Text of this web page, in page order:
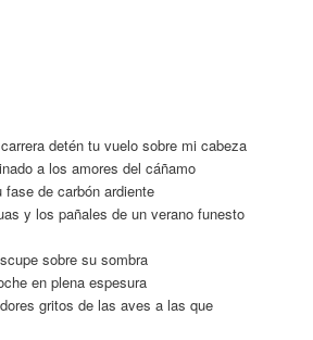
detén tu vuelo sobre mi cabeza
a los amores del cáñamo
de carbón ardiente
y los pañales de un verano funesto
sobre su sombra
en plena espesura
gritos de las aves a las que